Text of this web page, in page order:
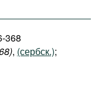
368
, (сербск.);